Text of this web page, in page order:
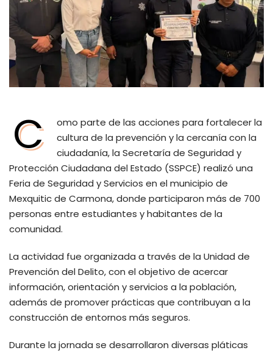
C
omo parte de las acciones para fortalecer la
cultura de la prevención y la cercanía con la
ciudadanía, la Secretaría de Seguridad y
Protección Ciudadana del Estado (SSPCE) realizó una
Feria de Seguridad y Servicios en el municipio de
Mexquitic de Carmona, donde participaron más de 700
personas entre estudiantes y habitantes de la
comunidad.
La actividad fue organizada a través de la Unidad de
Prevención del Delito, con el objetivo de acercar
información, orientación y servicios a la población,
además de promover prácticas que contribuyan a la
construcción de entornos más seguros.
Durante la jornada se desarrollaron diversas pláticas